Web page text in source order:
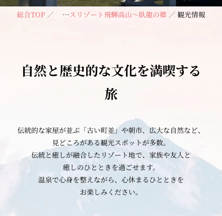
総合TOP リブマックスリゾート飛騨高山～臥龍の郷～ 観光情報
自然と歴史的な文化を満喫する
旅
伝統的な家屋が並ぶ「古い町並」や朝市、広大な自然など、
見どころがある観光スポットが多数。
伝統と癒しが融合したリゾート地で、 家族や友人と
癒しのひとときを過ごせます。
温泉で心身を整えながら、 心休まるひとときを
お楽しみください。